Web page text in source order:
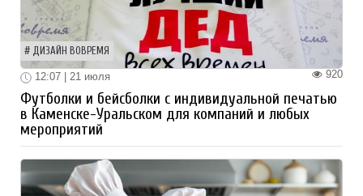
ДИЗАЙН ВОВРЕМЯ
920
12:07 | 21 июля
Футболки и бейсболки с индивидуальной печатью
в Каменске-Уральском для компаний и любых
мероприятий